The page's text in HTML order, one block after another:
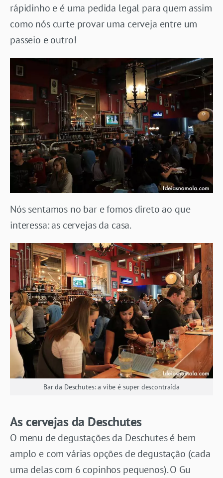
rápidinho e é uma pedida legal para quem assim
como nós curte provar uma cerveja entre um
passeio e outro!
Nós sentamos no bar e fomos direto ao que
interessa: as cervejas da casa.
Bar da Deschutes: a vibe é super descontraída
As cervejas da Deschutes
O menu de degustações da Deschutes é bem
amplo e com várias opções de degustação (cada
uma delas com 6 copinhos pequenos). O Gu